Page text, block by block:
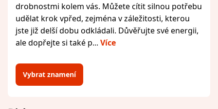
drobnostmi kolem vás. Můžete cítit silnou potřebu
udělat krok vpřed, zejména v záležitosti, kterou
jste již delší dobu odkládali. Důvěřujte své energii,
ale dopřejte si také p... Více
Vybrat znamení